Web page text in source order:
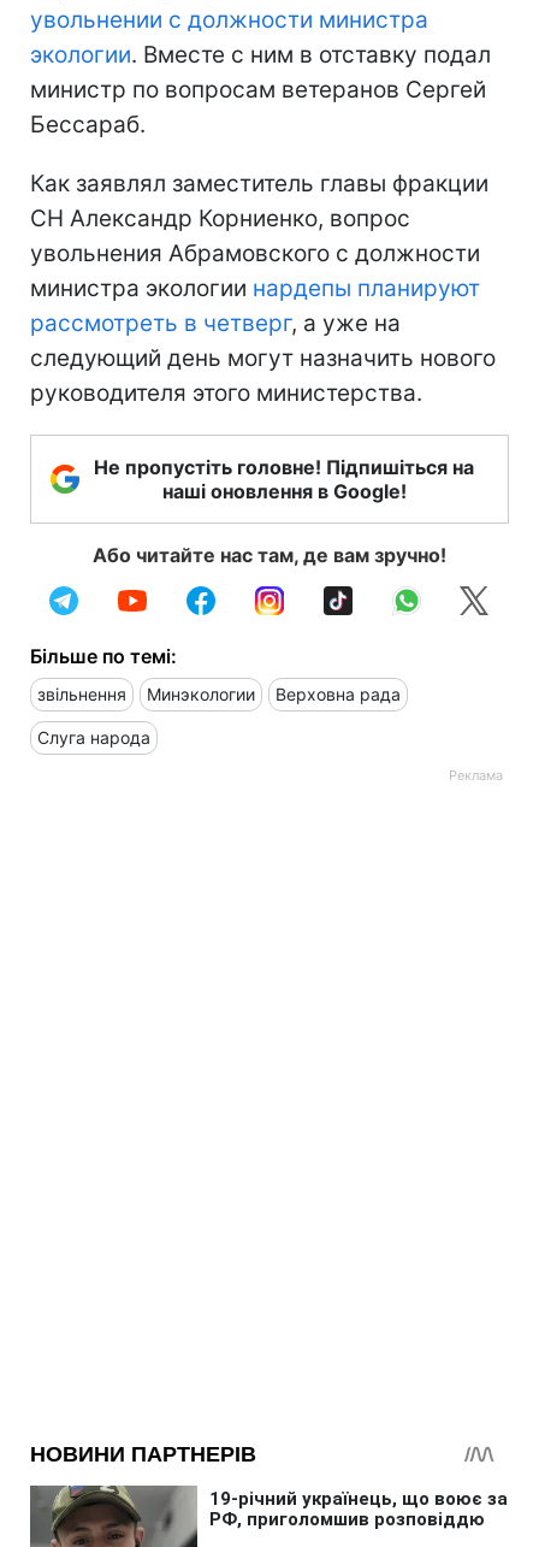
увольнении с должности министра
экологии. Вместе с ним в отставку подал
министр по вопросам ветеранов Сергей
Бессараб.
Как заявлял заместитель главы фракции
СН Александр Корниенко, вопрос
увольнения Абрамовского с должности
министра экологии нардепы планируют
рассмотреть в четверг, а уже на
следующий день могут назначить нового
руководителя этого министерства.
Не пропустіть головне! Підпишіться на
наші оновлення в Google!
Або читайте нас там, де вам зручно!
Більше по темі:
звільнення Минэкологии Верховна рада
Слуга народа